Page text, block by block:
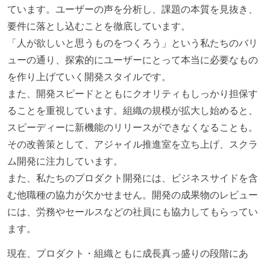
ています。ユーザーの声を分析し、課題の本質を見抜き、
要件に落とし込むことを徹底しています。
「人が欲しいと思うものをつくろう」という私たちのバリ
ューの通り、探索的にユーザーにとって本当に必要なもの
を作り上げていく開発スタイルです。
また、開発スピードとともにクオリティもしっかり担保す
ることを重視しています。組織の規模が拡大し始めると、
スピーディーに新機能のリリースができなくなることも。
その改善策として、アジャイル推進室を立ち上げ、スクラ
ム開発に注力しています。
また、私たちのプロダクト開発には、ビジネスサイドを含
む他職種の協力が欠かせません。開発の成果物のレビュー
には、労務やセールスなどの社員にも協力してもらってい
ます。
現在、プロダクト・組織ともに成長真っ盛りの段階にあ